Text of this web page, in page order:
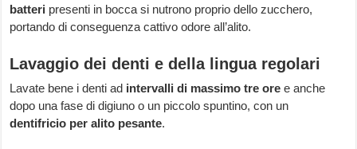
batteri presenti in bocca si nutrono proprio dello zucchero,
portando di conseguenza cattivo odore all’alito.
Lavaggio dei denti e della lingua regolari
Lavate bene i denti ad intervalli di massimo tre ore e anche
dopo una fase di digiuno o un piccolo spuntino, con un
dentifricio per alito pesante.